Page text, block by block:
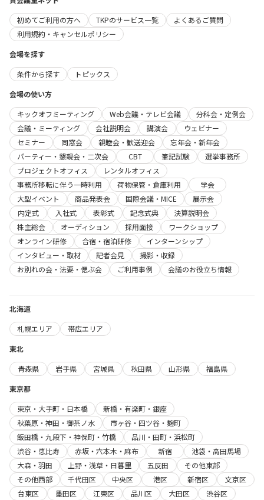
初めてご利用の方へ
TKPのサービス一覧
よくあるご質問
利用規約・キャンセルポリシー
会場を探す
条件から探す
トピックス
会場の使い方
キックオフミーティング
Web会議・テレビ会議
分科会・定例会
会議・ミーティング
会社説明会 講演会
ウェビナー
セミナー
同窓会 親睦会・歓送迎会
忘年会・新年会
パーティー・懇親会・二次会
CBT 筆記試験
選挙事務所
プロジェクトオフィス
レンタルオフィス
事務所移転に伴う一時利用
荷物保管・倉庫利用
学会
大型イベント
商品発表会 国際会議・MICE
展示会
内定式
入社式 表彰式 記念式典
決算説明会
株主総会
オーディション 採用面接
ワークショップ
オンライン研修
合宿・宿泊研修
インターンシップ
インタビュー・取材
記者会見
撮影・収録
お別れの会・法要・偲ぶ会
ご利用事例 会議のお役立ち情報
北海道
札幌エリア
帯広エリア
東北
青森県
岩手県 宮城県 秋田県 山形県
福島県
東京都
東京・大手町・日本橋
新橋・有楽町・銀座
秋葉原・神田・御茶ノ水
市ヶ谷・四ツ谷・麹町
飯田橋・九段下・神保町・竹橋
品川・田町・浜松町
渋谷・恵比寿
赤坂・六本木・麻布 新宿
池袋・高田馬場
大森・羽田
上野・浅草・日暮里 五反田
その他東部
その他西部
千代田区 中央区 港区 新宿区
文京区
台東区
墨田区 江東区 品川区 大田区
渋谷区